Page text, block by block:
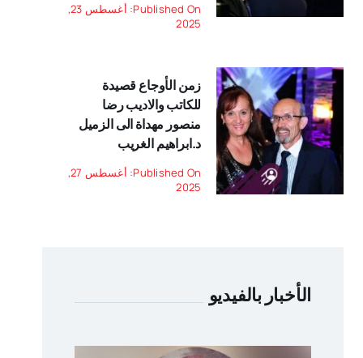
Published On: أغسطس 23,
2025
زمن الأوجاع قصيدة
للكاتب والاديب رضا
منصور مهداة الى الزميل
د.ابراهيم الغريب
Published On: أغسطس 27,
2025
الأخبار بالفيديو